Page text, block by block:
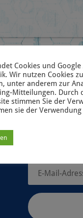
Cookies und Google
Wir nutzen Cookies zu
unter anderem zur
Mitteilungen. Durch
stimmen Sie der
sie der